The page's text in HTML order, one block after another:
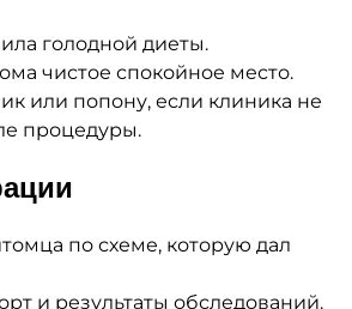
голодной диеты.
чистое спокойное место.
или попону, если клиника не
процедуры.
по схеме, которую дал
и результаты обследований.